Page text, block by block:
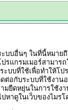
บบอื่นๆ ในที่นี้หมาย
แกรมเมอร์สามา
ะบบที่ใช้เพื่อทำให้
อกับระบบที่ใช้งา
มยืดหยุ่นในการใช้ง
หาดูในเว็บของไม